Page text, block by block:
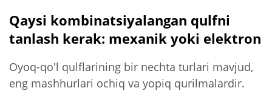
Qaysi kombinatsiyalangan qulfni
tanlash kerak: mexanik yoki elektron
Oyoq-qo'l qulflarining bir nechta turlari mavjud,
eng mashhurlari ochiq va yopiq qurilmalardir.